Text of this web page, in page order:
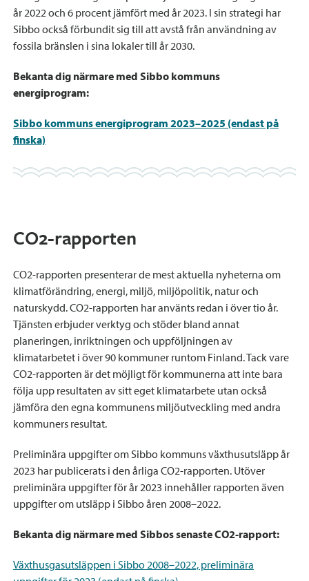
år 2022 och 6 procent jämfört med år 2023. I sin strategi har
Sibbo också förbundit sig till att avstå från användning av
fossila bränslen i sina lokaler till år 2030.
Bekanta dig närmare med Sibbo kommuns
energiprogram:
Sibbo kommuns energiprogram 2023–2025 (endast på
finska)
CO2-rapporten
CO2-rapporten presenterar de mest aktuella nyheterna om
klimatförändring, energi, miljö, miljöpolitik, natur och
naturskydd. CO2-rapporten har använts redan i över tio år.
Tjänsten erbjuder verktyg och stöder bland annat
planeringen, inriktningen och uppföljningen av
klimatarbetet i över 90 kommuner runtom Finland. Tack vare
CO2-rapporten är det möjligt för kommunerna att inte bara
följa upp resultaten av sitt eget klimatarbete utan också
jämföra den egna kommunens miljöutveckling med andra
kommuners resultat.
Preliminära uppgifter om Sibbo kommuns växthusutsläpp år
2023 har publicerats i den årliga CO2-rapporten. Utöver
preliminära uppgifter för år 2023 innehåller rapporten även
uppgifter om utsläpp i Sibbo åren 2008–2022.
Bekanta dig närmare med Sibbos senaste CO2-rapport:
Växthusgasutsläppen i Sibbo 2008–2022, preliminära